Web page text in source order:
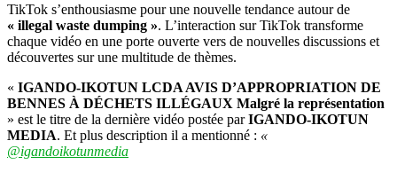
TikTok s’enthousiasme pour une nouvelle tendance autour de
« illegal waste dumping ». L’interaction sur TikTok transforme
chaque vidéo en une porte ouverte vers de nouvelles discussions et
découvertes sur une multitude de thèmes.
« IGANDO-IKOTUN LCDA AVIS D’APPROPRIATION DE
BENNES À DÉCHETS ILLÉGAUX Malgré la représentation
» est le titre de la dernière vidéo postée parIGANDO-IKOTUN
MEDIA. Et plus description il a mentionné : «
@igandoikotunmedia